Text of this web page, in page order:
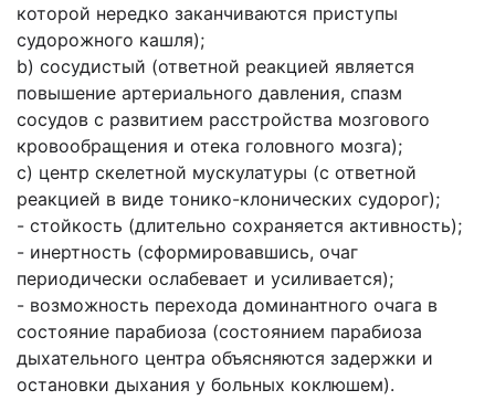
которой нередко заканчиваются приступы
судорожного кашля);
b) сосудистый (ответной реакцией является
повышение артериального давления, спазм
сосудов с развитием расстройства мозгового
кровообращения и отека головного мозга);
c) центр скелетной мускулатуры (с ответной
реакцией в виде тонико-клонических судорог);
- стойкость (длительно сохраняется активность);
- инертность (сформировавшись, очаг
периодически ослабевает и усиливается);
- возможность перехода доминантного очага в
состояние парабиоза (состоянием парабиоза
дыхательного центра объясняются задержки и
остановки дыхания у больных коклюшем).